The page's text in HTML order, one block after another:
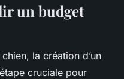
un budget
la création d’un
cruciale pour